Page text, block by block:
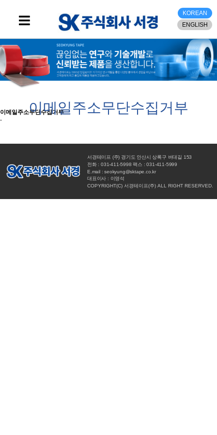
KOREAN
ENGLISH
이메일주소무단수집거부
이메일주소무단수집거부
-
서경테이프 (주) 경기도 안산시 상록구 버대길 153
전화 : 031-411-5998 팩스 : 031-411-5999
E.mail : seokyung@sktape.co.kr
대표이사 : 이영석
COPYRIGHT(C) 서경테이프(주) ALL RIGHT RESERVED.